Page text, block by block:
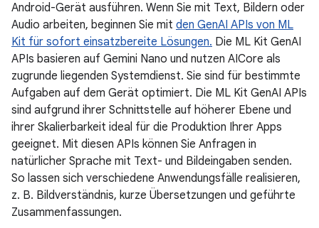
Android-Gerät ausführen. Wenn Sie mit Text, Bildern oder
Audio arbeiten, beginnen Sie mit den GenAI APIs von ML
Kit für sofort einsatzbereite Lösungen. Die ML Kit GenAI
APIs basieren auf Gemini Nano und nutzen AICore als
zugrunde liegenden Systemdienst. Sie sind für bestimmte
Aufgaben auf dem Gerät optimiert. Die ML Kit GenAI APIs
sind aufgrund ihrer Schnittstelle auf höherer Ebene und
ihrer Skalierbarkeit ideal für die Produktion Ihrer Apps
geeignet. Mit diesen APIs können Sie Anfragen in
natürlicher Sprache mit Text- und Bildeingaben senden.
So lassen sich verschiedene Anwendungsfälle realisieren,
z. B. Bildverständnis, kurze Übersetzungen und geführte
Zusammenfassungen.